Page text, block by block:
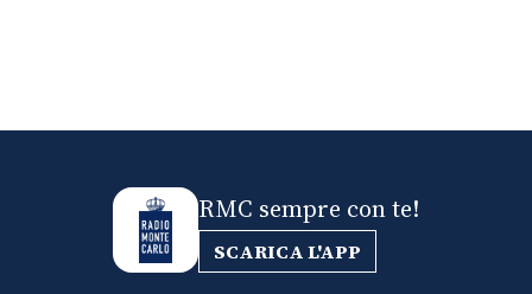
RMC sempre con te!
SCARICA L'APP